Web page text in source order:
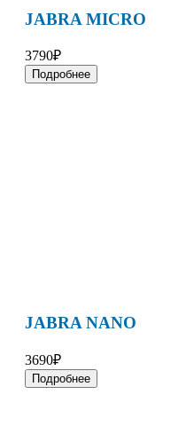
JABRA MICRO
3790₽
Подробнее
JABRA NANO
3690₽
Подробнее